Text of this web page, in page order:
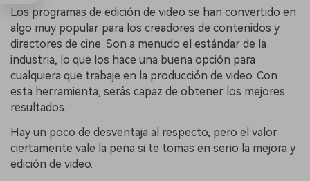
Los programas de edición de video se han convertido en
algo muy popular para los creadores de contenidos y
directores de cine. Son a menudo el estándar de la
industria, lo que los hace una buena opción para
cualquiera que trabaje en la producción de video. Con
esta herramienta, serás capaz de obtener los mejores
resultados.
Hay un poco de desventaja al respecto, pero el valor
ciertamente vale la pena si te tomas en serio la mejora y
edición de video.